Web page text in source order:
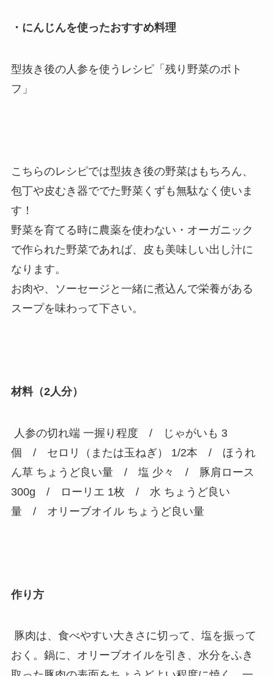
・にんじんを使ったおすすめ料理
型抜き後の人参を使うレシピ「残り野菜のポト
フ」
こちらのレシピでは型抜き後の野菜はもちろん、
包丁や皮むき器ででた野菜くずも無駄なく使いま
す！
野菜を育てる時に農薬を使わない・オーガニック
で作られた野菜であれば、皮も美味しい出し汁に
なります。
お肉や、ソーセージと一緒に煮込んで栄養がある
スープを味わって下さい。
材料（2人分）
人参の切れ端 一握り程度 / じゃがいも 3
個 / セロリ（または玉ねぎ） 1/2本 / ほうれ
ん草 ちょうど良い量 / 塩 少々 / 豚肩ロース
300g / ローリエ 1枚 / 水 ちょうど良い
量 / オリーブオイル ちょうど良い量
作り方
豚肉は、食べやすい大きさに切って、塩を振って
おく。鍋に、オリーブオイルを引き、水分をふき